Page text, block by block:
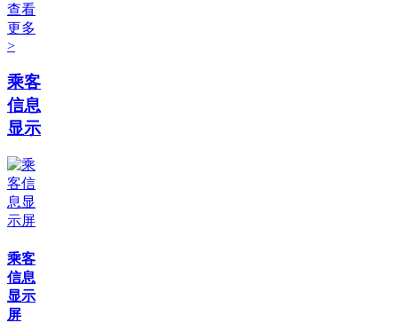
查看
更多
>
乘客
信息
显示
乘客
信息
显示
屏